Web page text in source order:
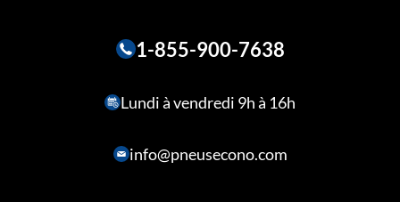
1-855-900-7638
Lundi à vendredi 9h à 16h
info@pneusecono.com